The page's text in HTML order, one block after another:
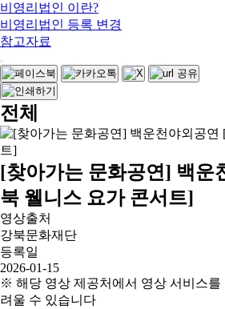
비영리법인 이란?
비영리법인 등록 변경
참고자료
전체
[찾아가는 문화공연] 백운
북 웰니스 요가 콘서트]
영상출처
강북문화재단
등록일
2026-01-15
※ 해당 영상 제공처에서 영상 서비스를
려울 수 있습니다